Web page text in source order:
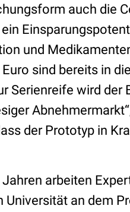
auch die
und
sind bereits in
Serienreife wird der
der Prototyp in
arbeiten
Universität an dem